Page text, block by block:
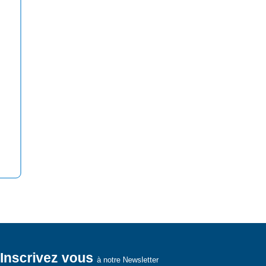
Inscrivez vous à notre Newsletter